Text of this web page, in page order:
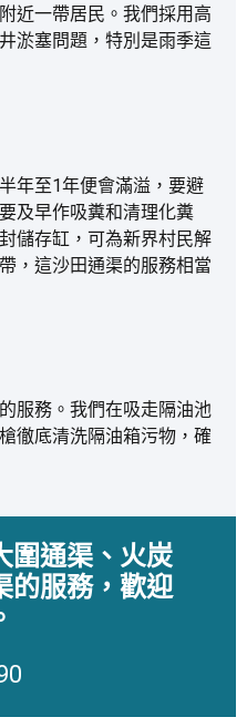
近一帶居民。我們採用高
淤塞問題，特別是雨季這
年至1年便會滿溢，要避
及早作吸糞和清理化糞
儲存缸，可為新界村民解
，這沙田通渠的服務相當
服務。我們在吸走隔油池
徹底清洗隔油箱污物，確
圍通渠、火炭
的服務，歡迎